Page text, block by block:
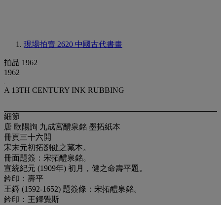
現場拍賣 2620 中國古代書畫
拍品 1962
1962
A 13TH CENTURY INK RUBBING
細節
唐 歐陽詢 九成宮醴泉銘 墨拓紙本
冊頁三十六開
宋末元初拓劉健之藏本。
冊面題簽：宋拓醴泉銘。
宣統紀元 (1909年) 初月，健之命壽平題。
鈐印：壽平
王鐸 (1592-1652) 題簽條：宋拓醴泉銘。
鈐印：王鐸覺斯